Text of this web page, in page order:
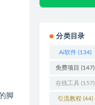
脚
分类目录
Ai软件(134)
免费项目 (147)
在线工具 (157)
引流教程 (44)